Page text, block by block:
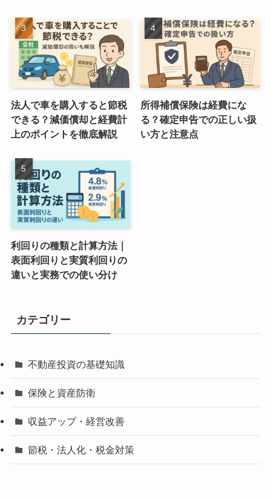
法人で車を購入すると節税
できる？減価償却と経費計
上のポイントを徹底解説
所得補償保険は経費にな
る？確定申告での正しい扱
い方と注意点
利回りの種類と計算方法｜
表面利回りと実質利回りの
違いと実務での使い分け
カテゴリー
不動産投資の基礎知識
保険と資産防衛
収益アップ・経営改善
節税・法人化・税金対策